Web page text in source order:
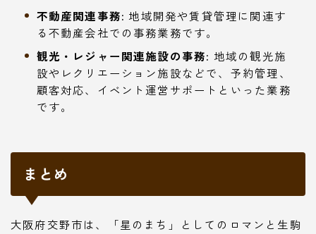
不動産関連事務: 地域開発や賃貸管理に関連す
る不動産会社での事務業務です。
観光・レジャー関連施設の事務: 地域の観光施
設やレクリエーション施設などで、予約管理、
顧客対応、イベント運営サポートといった業務
です。
まとめ
大阪府交野市は、「星のまち」としてのロマンと生駒